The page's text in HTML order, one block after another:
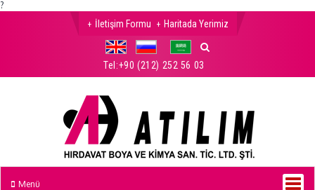
?
Tel:+90 (212) 252 56 03
İletişim Formu Haritada Yerimiz
Menü